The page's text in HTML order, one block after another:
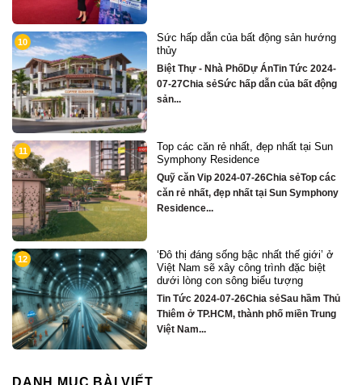
2
Chỉ hơn 16 tỷ – nhà phố 3 tầng bên
sông Hàn sở hữu tiện ích biệt thự trăm
tỷ
Quỹ căn VipTin Tức 2024-09-05Chia sẻ
Chỉ hơn 16 tỷ – nhà phố 3 tầng...
3
Biệt thự song lập mặt sông Hàn, trung
tâm Đà Nẵng ngay khán đài xem pháo
hoa DIFF
Quỹ căn VipTin Tức 2024-08-28Chia
sẻCHỈ DUY NHẤT 16 CĂN BIỆT THỰ 3
4
Nhà phố bên sông Hàn, ngay sát toà
căn hộ cao cấp S3 gần ngay mặt sông
Quỹ căn VipTin Tức 2024-08-28Chia
sẻNHÀ PHỐ BÊN SÔNG HÀN
TOWNHOUSE KINH DOANH THƯƠNG
MẠI...